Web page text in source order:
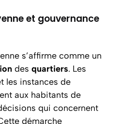
et gouvernance
s’affirme comme un
des quartiers. Les
les instances de
aux habitants de
qui concernent
démarche